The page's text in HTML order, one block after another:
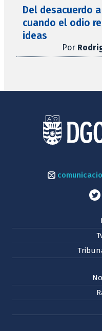
Del desacuerdo
cuando el odio
ideas
Por